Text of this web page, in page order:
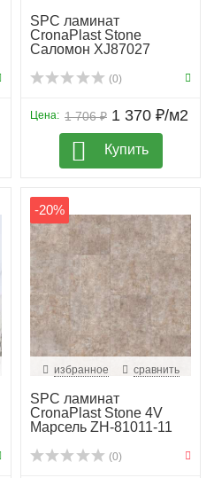
SPC ламинат
CronaPlast Stone
Саломон XJ87027
(0)
1 706 ₽
Цена: 1 370 ₽/м2
Купить
-20%
избранное сравнить
SPC ламинат
CronaPlast Stone 4V
Марсель ZH-81011-11
(0)